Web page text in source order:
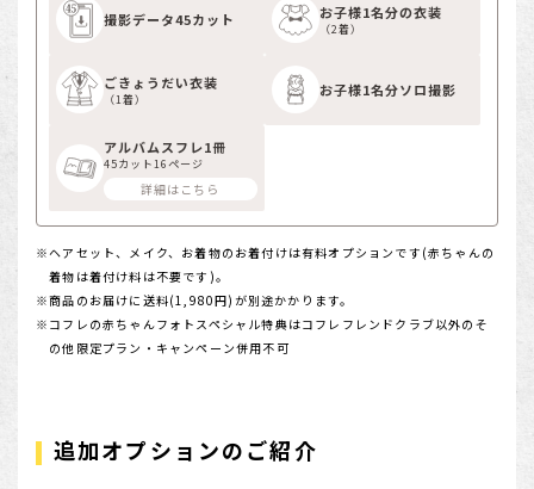
撮影データ45カット お子様1名分の衣装
（2着）
ごきょうだい衣装
（1着） お子様1名分ソロ撮影
アルバムスフレ1冊
45カット16ページ
詳細はこちら
ヘアセット、メイク、お着物のお着付けは有料オプションです(赤ちゃんの
着物は着付け料は不要です)。
商品のお届けに送料(1,980円)が別途かかります。
コフレの赤ちゃんフォトスペシャル特典はコフレフレンドクラブ以外のそ
の他限定プラン・キャンペーン併用不可
追加オプションのご紹介